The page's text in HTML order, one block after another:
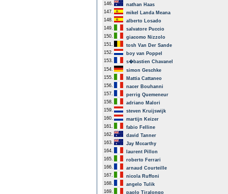
146.
nathan Haas
147.
mikel Landa Meana
148.
alberto Losado
149.
salvatore Puccio
150.
giacomo Nizzolo
151.
tosh Van Der Sande
152.
boy van Poppel
153.
s�bastien Chavanel
154.
simon Geschke
155.
Mattia Cattaneo
156.
nacer Bouhanni
157.
perrig Quemeneur
158.
adriano Malori
159.
steven Kruijswijk
160.
martijn Keizer
161.
fabio Felline
162.
david Tanner
163.
Jay Mccarthy
164.
laurent Pillon
165.
roberto Ferrari
166.
arnaud Courteille
167.
nicola Ruffoni
168.
angelo Tulik
169.
paolo Tiralongo